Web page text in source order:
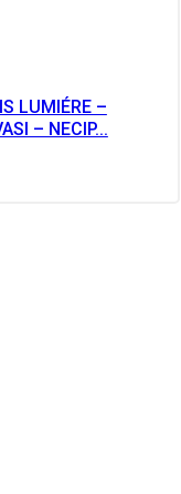
LUMIÉRE –
– NECIP...